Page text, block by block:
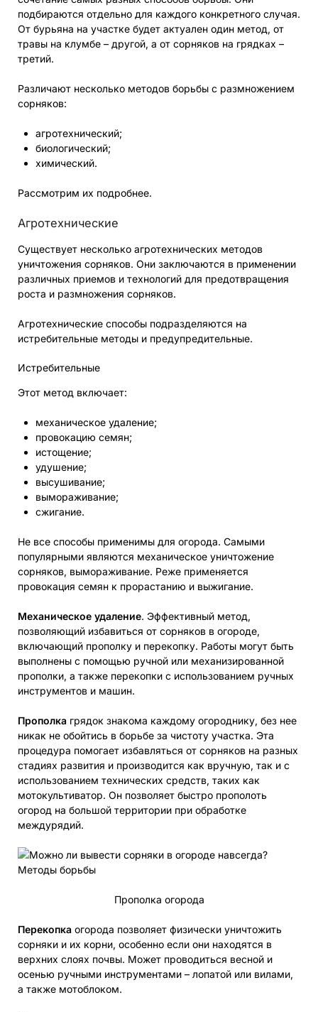
подбираются отдельно для каждого конкретного случая.
От бурьяна на участке будет актуален один метод, от
травы на клумбе – другой, а от сорняков на грядках –
третий.
Различают несколько методов борьбы с размножением
сорняков:
агротехнический;
биологический;
химический.
Рассмотрим их подробнее.
Агротехнические
Существует несколько агротехнических методов
уничтожения сорняков. Они заключаются в применении
различных приемов и технологий для предотвращения
роста и размножения сорняков.
Агротехнические способы подразделяются на
истребительные методы и предупредительные.
Истребительные
Этот метод включает:
механическое удаление;
провокацию семян;
истощение;
удушение;
высушивание;
вымораживание;
сжигание.
Не все способы применимы для огорода. Самыми
популярными являются механическое уничтожение
сорняков, вымораживание. Реже применяется
провокация семян к прорастанию и выжигание.
Механическое удаление. Эффективный метод,
позволяющий избавиться от сорняков в огороде,
включающий прополку и перекопку. Работы могут быть
выполнены с помощью ручной или механизированной
прополки, а также перекопки с использованием ручных
инструментов и машин.
Прополка грядок знакома каждому огороднику, без нее
никак не обойтись в борьбе за чистоту участка. Эта
процедура помогает избавляться от сорняков на разных
стадиях развития и производится как вручную, так и с
использованием технических средств, таких как
мотокультиватор. Он позволяет быстро прополоть
огород на большой территории при обработке
междурядий.
Прополка огорода
Перекопка огорода позволяет физически уничтожить
сорняки и их корни, особенно если они находятся в
верхних слоях почвы. Может проводиться весной и
осенью ручными инструментами – лопатой или вилами,
а также мотоблоком.